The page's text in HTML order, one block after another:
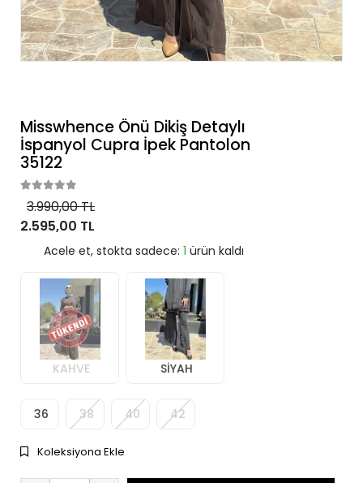
Misswhence Önü Dikiş Detaylı
İspanyol Cupra İpek Pantolon
35122
3.990,00 TL
2.595,00 TL
Acele et, stokta sadece: 1 ürün kaldı
KAHVE SİYAH
36 38 40 42
Koleksiyona Ekle